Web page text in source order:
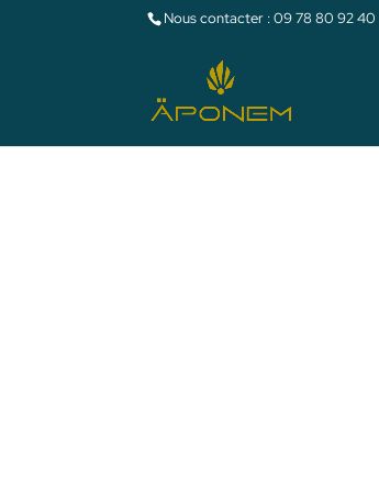
Nous contacter :09 78 80 92 40